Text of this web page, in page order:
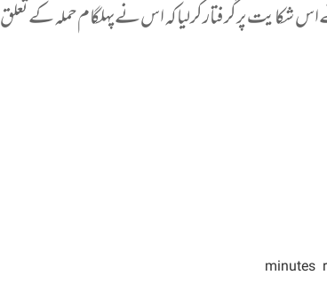
شکایت پر گرفتارکرلیا کہ اس نے پہلگام حملہ کے تعلق